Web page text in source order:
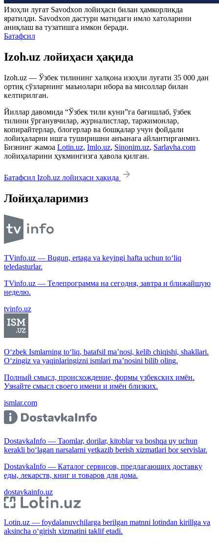
Изоҳли луғат Savodxon лойиҳаси билан ҳамкорликда
яратилди. Savodxon дастури матндаги имло хатоларини
аниқлаш ва тузатишга имкон беради.
Батафсил
Izoh.uz лойиҳаси ҳақида
Izoh.uz — Ўзбек тилининг халқона изоҳли луғати 35 000 дан
ортиқ сўзларнинг маънолари ибора ва мисоллар билан
келтирилган.
Йиллар давомида “Ўзбек тили куни”га бағишлаб, ўзбек
тилини ўрганувчилар, журналистлар, таржимонлар,
копирайтерлар, блогерлар ва бошқалар учун фойдали
лойиҳаларни ишга туширишни анъанага айлантирганмиз.
Бизнинг жамоа Lotin.uz, Imlo.uz, Sinonim.uz, Sarlavha.com
лойиҳаларини ҳукмингизга ҳавола қилган.
Батафсил Izoh.uz лойиҳаси ҳақида
Лойиҳаларимиз
TVinfo.uz — Bugun, ertaga va keyingi hafta uchun to‘liq
teledasturlar.
TVinfo.uz — Телепрограмма на сегодня, завтра и ближайшую
неделю.
tvinfo.uz
O‘zbek Ismlarning to‘liq, batafsil ma’nosi, kelib chiqishi, shakllari.
O‘zingiz va yaqinlaringizni ismlari ma’nosini bilib oling.
Полный смысл, происхождение, формы узбекских имён.
Узнайте смысл своего имени и имён близких.
ismlar.com
DostavkaInfo — Taomlar, dorilar, kitoblar va boshqa uy uchun
kerakli bo‘lagan narsalarni yetkazib berish xizmatlari bor servislar.
DostavkaInfo — Каталог сервисов, предлагающих доставку
еды, лекарств, книг и товаров для дома.
dostavkainfo.uz
Lotin.uz — foydalanuvchilarga berilgan matnni lotindan kirillga va
aksincha o‘girish xizmatini taklif etadi.